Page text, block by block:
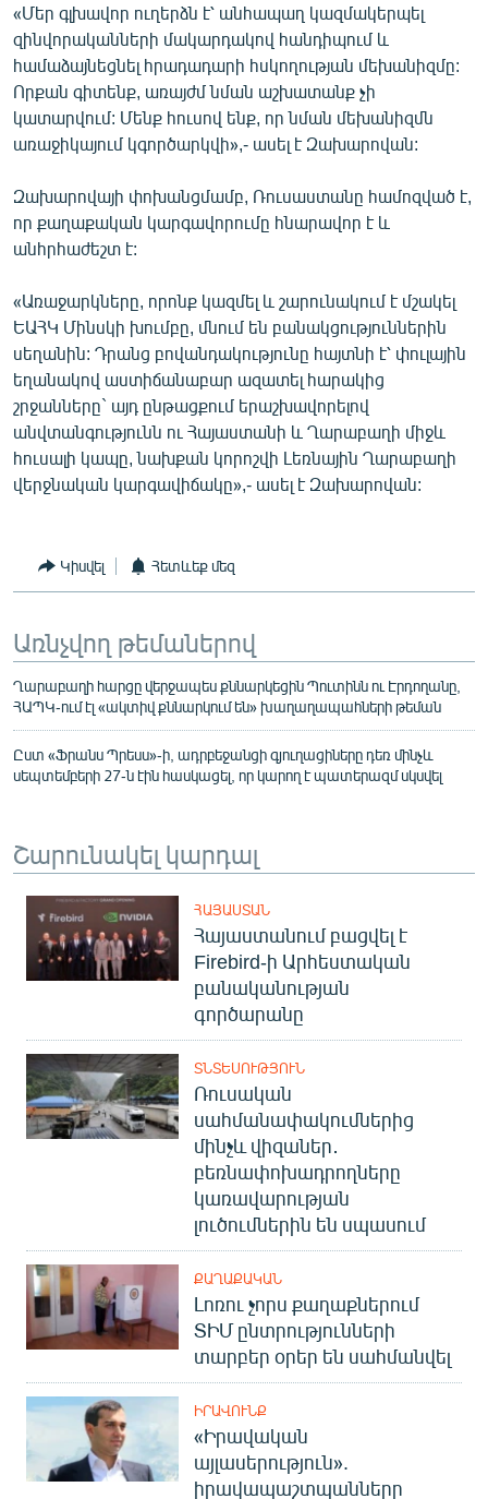
Հայերեն
English
Русский
ՀԵՏԵՎԵՔ ՄԵԶ
«Ազատության» բոլոր կայքերը
«Մեր գլխավոր ուղերձն է՝ անհապաղ կազմակերպել
զինվորականների մակարդակով հանդիպում և
համաձայնեցնել հրադադարի հսկողության մեխանիզմը:
Որքան գիտենք, առայժմ նման աշխատանք չի
կատարվում: Մենք հուսով ենք, որ նման մեխանիզմն
առաջիկայում կգործարկվի»,- ասել է Զախարովան:
Զախարովայի փոխանցմամբ, Ռուսաստանը համոզված է,
որ քաղաքական կարգավորումը հնարավոր է և
անհրհաժեշտ է:
«Առաջարկները, որոնք կազմել և շարունակում է մշակել
ԵԱՀԿ Մինսկի խումբը, մնում են բանակցություններին
սեղանին: Դրանց բովանդակությունը հայտնի է՝ փուլային
եղանակով աստիճանաբար ազատել հարակից
շրջանները` այդ ընթացքում երաշխավորելով
անվտանգությունն ու Հայաստանի և Ղարաբաղի միջև
հուսալի կապը, նախքան կորոշվի Լեռնային Ղարաբաղի
վերջնական կարգավիճակը»,- ասել է Զախարովան:
Կիսվել Հետևեք մեզ
Առնչվող թեմաներով
Ղարաբաղի հարցը վերջապես քննարկեցին Պուտինն ու Էրդողանը,
ՀԱՊԿ-ում էլ «ակտիվ քննարկում են» խաղաղապահների թեման
Ըստ «Ֆրանս Պրեսս»-ի, ադրբեջանցի գյուղացիները դեռ մինչև
սեպտեմբերի 27-ն էին հասկացել, որ կարող է պատերազմ սկսվել
Շարունակել կարդալ
ՀԱՅԱՍՏԱՆ
Հայաստանում բացվել է
Firebird-ի Արհեստական
բանականության
գործարանը
ՏՆՏԵՍՈՒԹՅՈՒՆ
Ռուսական
սահմանափակումներից
մինչև վիզաներ․
բեռնափոխադրողները
կառավարության
լուծումներին են սպասում
ՔԱՂԱՔԱԿԱՆ
Լոռու չորս քաղաքներում
ՏԻՄ ընտրությունների
տարբեր օրեր են սահմանվել
ԻՐԱՎՈՒՆՔ
«Իրավական
այլասերություն».
իրավապաշտպանները